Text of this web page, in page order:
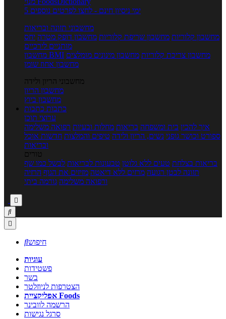
5 ימי ניסיון חינם - לחצו לפרטים נוספים
מחשבוני תזונה ובריאות
מחשבון קלוריות מחשבון שריפת קלוריות מחשבון דופק מטרה יחס
מותניים לירכיים
מחשבון BMI
מחשבון צריכת קלוריות מחשבון מינונים מומלצים
מחשבון אחוז שומן
מחשבוני הריון ולידה
מחשבון הריון
מחשבון ביוץ
כתבות כתבות
ערוצי תוכן
איך להכין בית ומשפחה בריאות מחלות ובעיות רפואה משלימה
ספורט וכושר גופני נשים, הריון ולידה טיפים והמלצות חדשות אוכל
ובריאות
טורים
בריאות בצלחת טעים ללא גלוטן טבעונות לבריאות לבשל כמו שף
תזונה לבטן רגועה מרזים ללא דיאטה מזיזים את הגוף הרזיה
ורפואה משלימה גורמה ביתי



חיפוש
עוגיות
פשטידות
בשר
הצטרפות לניוזלטר
אפליקציית Foods
הרשמה לוובינר
סרגל נגישות